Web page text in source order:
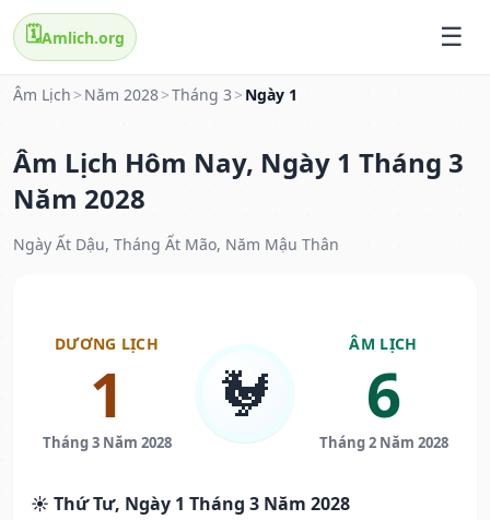
🗓️Amlich.org
Âm Lịch > Năm 2028>Tháng 3 > Ngày 1
Âm Lịch Hôm Nay, Ngày 1 Tháng 3
Năm 2028
Ngày Ất Dậu, Tháng Ất Mão, Năm Mậu Thân
DƯƠNG LỊCH
1
Tháng 3 Năm 2028
🐓
ÂM LỊCH
6
Tháng 2 Năm 2028
☀️ Thứ Tư, Ngày 1 Tháng 3 Năm 2028